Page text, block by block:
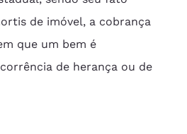
de imóvel, a cobrança
que um bem é
de herança ou de